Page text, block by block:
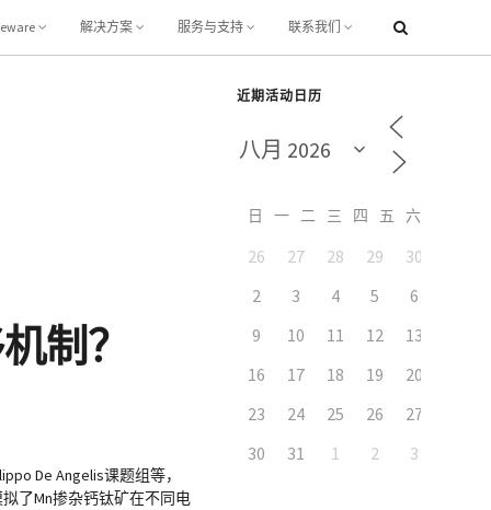
解决方案 服务与支持 联系我们
制？
De Angelis课题组等，
了Mn掺杂钙钛矿在不同电
近期活动日历
日 一 二 三 四 五
26 27 28 29 30
2
3 4 5 6
9
10 11 12 13
16
17 18 19 20
23
24 25 26 27
30
31 1 2 3